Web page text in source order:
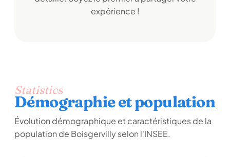
expérience !
Statistics
Démographie et population
Évolution démographique et caractéristiques de la
population de Boisgervilly selon l'INSEE.